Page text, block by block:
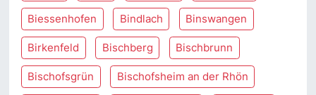
Biessenhofen Bindlach Binswangen
Birkenfeld Bischberg Bischbrunn
Bischofsgrün Bischofsheim an der Rhön